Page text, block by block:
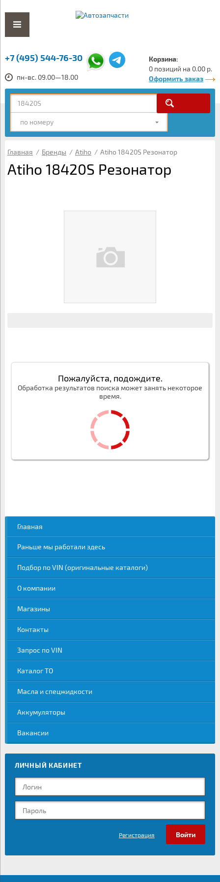
+7 (495) 544-76-30
пн-вс. 09.00—18.00
Корзина:
0 позиций на 0.00 р.
Оформить заказ
по номеру
Главная / Бренды / Atiho / Atiho 18420S Резонатор
Atiho 18420S Резонатор
Пожалуйста, подождите.
Обработка результатов поиска может занять некоторое
время.
Главная
Раньше мы работали здесь
Подбор по VIN (оригинальные каталоги)
О компании
Магазины
Контакты
Запрос по VIN
Каталог ТО
Масла и спецжидкости
Аккумуляторы
Вакансии
ЛИЧНЫЙ КАБИНЕТ
Регистрация